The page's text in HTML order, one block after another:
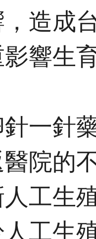
造成
響生
一針
院的
人工生
人工生